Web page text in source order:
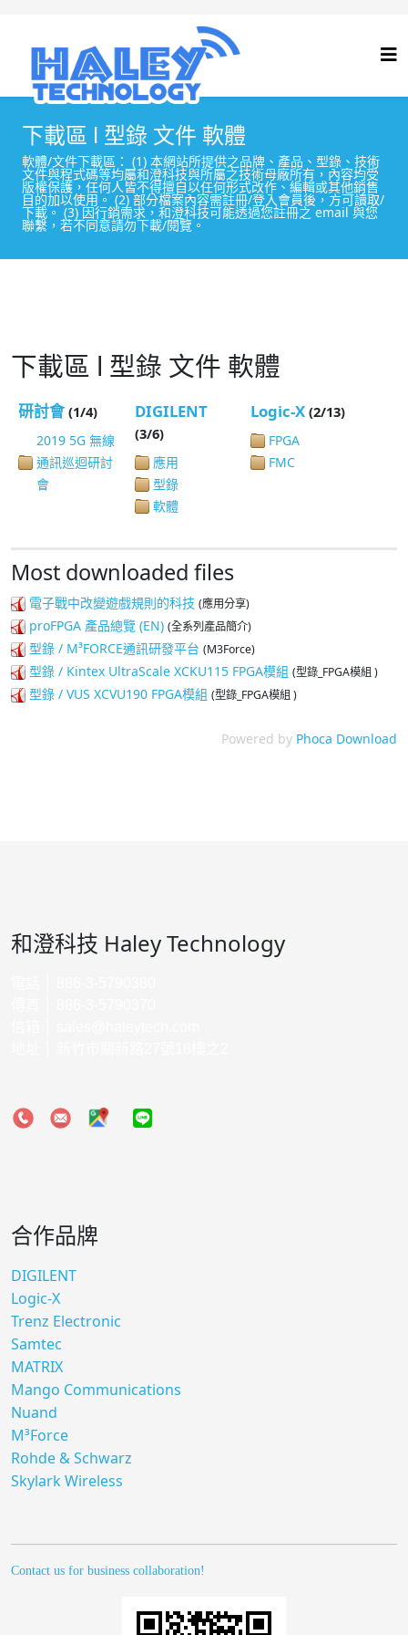
下載區 l 型錄 文件 軟體
軟體/文件下載區： (1) 本網站所提供之品牌、產品、型錄、技術
文件與程式碼等均屬和澄科技與所屬之技術母廠所有，內容均受
版權保護，任何人皆不得擅自以任何形式改作、編輯或其他銷售
目的加以使用。 (2) 部分檔案內容需註冊/登入會員後，方可讀取/
下載。 (3) 因行銷需求，和澄科技可能透過您註冊之 email 與您
聯繫，若不同意請勿下載/閱覽。
下載區 l 型錄 文件 軟體
研討會 (1/4)
2019 5G 無線
通訊巡迴研討
會
DIGILENT
(3/6)
應用
型錄
軟體
Logic-X (2/13)
FPGA
FMC
Most downloaded files
電子戰中改變遊戲規則的科技 (應用分享)
proFPGA 產品總覽 (EN) (全系列產品簡介)
型錄 / M³FORCE通訊研發平台 (M3Force)
型錄 / Kintex UltraScale XCKU115 FPGA模組 (型錄_FPGA模組 )
型錄 / VUS XCVU190 FPGA模組 (型錄_FPGA模組 )
Powered by Phoca Download
和澄科技 Haley Technology
合作品牌
DIGILENT
Logic-X
Trenz Electronic
Samtec
MATRIX
Mango Communications
Nuand
M³Force
Rohde & Schwarz
Skylark Wireless
Contact us for business collaboration!